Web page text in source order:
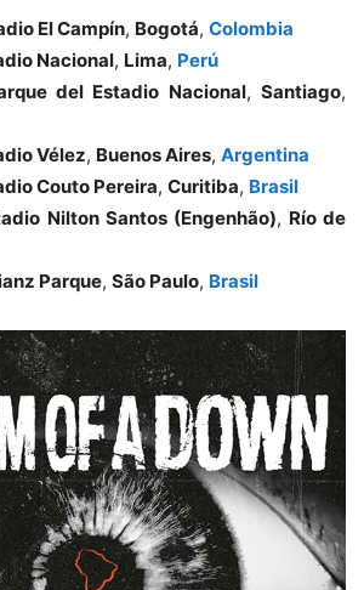
El Campín, Bogotá, Colombia
Nacional, Lima, Perú
del Estadio Nacional,Santiago,
Vélez, Buenos Aires, Argentina
Couto Pereira, Curitiba, Brasil
Nilton Santos (Engenhão), Río de
Parque, São Paulo, Brasil